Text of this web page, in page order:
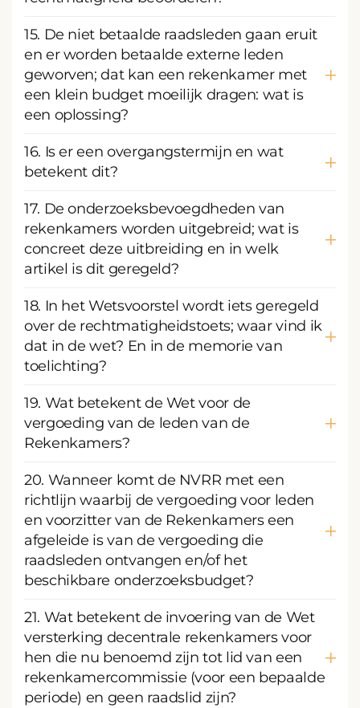
15. De niet betaalde raadsleden gaan eruit
en er worden betaalde externe leden
geworven; dat kan een rekenkamer met
een klein budget moeilijk dragen: wat is
een oplossing?
16. Is er een overgangstermijn en wat
betekent dit?
17. De onderzoeksbevoegdheden van
rekenkamers worden uitgebreid; wat is
concreet deze uitbreiding en in welk
artikel is dit geregeld?
18. In het Wetsvoorstel wordt iets geregeld
over de rechtmatigheidstoets; waar vind ik
dat in de wet? En in de memorie van
toelichting?
19. Wat betekent de Wet voor de
vergoeding van de leden van de
Rekenkamers?
20. Wanneer komt de NVRR met een
richtlijn waarbij de vergoeding voor leden
en voorzitter van de Rekenkamers een
afgeleide is van de vergoeding die
raadsleden ontvangen en/of het
beschikbare onderzoeksbudget?
21. Wat betekent de invoering van de Wet
versterking decentrale rekenkamers voor
hen die nu benoemd zijn tot lid van een
rekenkamercommissie (voor een bepaalde
periode) en geen raadslid zijn?